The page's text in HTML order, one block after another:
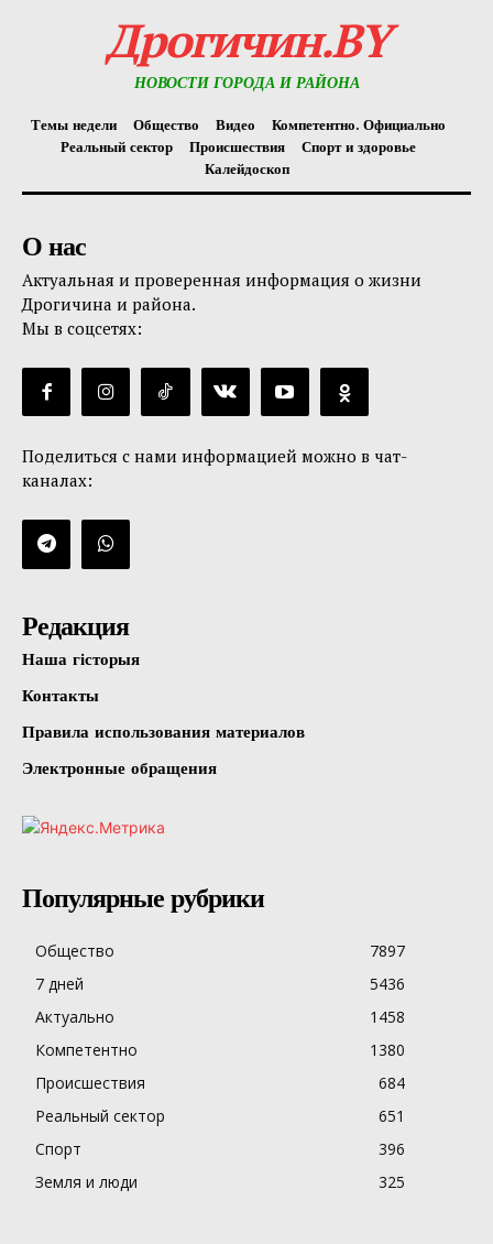
Дрогичин.BY
НОВОСТИ ГОРОДА И РАЙОНА
Темы недели Общество Видео
Компетентно. Официально
Реальный сектор
Происшествия
Спорт и здоровье
Калейдоскоп
О нас
Актуальная и проверенная информация о жизни
Дрогичина и района.
Мы в соцсетях:
Поделиться с нами информацией можно в чат-
каналах:
Редакция
Наша гісторыя
Контакты
Правила использования материалов
Электронные обращения
Популярные рубрики
Общество
7897
7 дней
5436
Актуально
1458
Компетентно
1380
Происшествия
684
Реальный сектор
651
Спорт
396
Земля и люди
325